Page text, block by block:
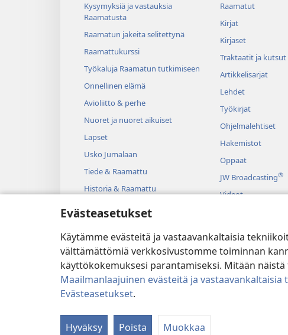
Evästeasetukset
Käytämme evästeitä ja vastaavankaltaisia
välttämättömiä verkkosivustomme toiminnan
käyttökokemuksesi parantamiseksi. Mitään
Maailmanlaajuinen evästeitä ja
Evästeasetukset.
Hyväksy Poista Muokkaa
Kysymyksiä ja vastauksia
Raamatusta
Raamatun jakeita selitettynä
Raamattukurssi
Työkaluja Raamatun tutkimiseen
Onnellinen elämä
Avioliitto & perhe
Nuoret ja nuoret aikuiset
Lapset
Usko Jumalaan
Tiede & Raamattu
Historia & Raamattu
Raamatut
Kirjat
Kirjaset
Traktaatit ja kutsut
Artikkelisarjat
Lehdet
Työkirjat
Ohjelmalehtiset
Hakemistot
Oppaat
JW Broadcasting®
Videot
Dramatisoitu